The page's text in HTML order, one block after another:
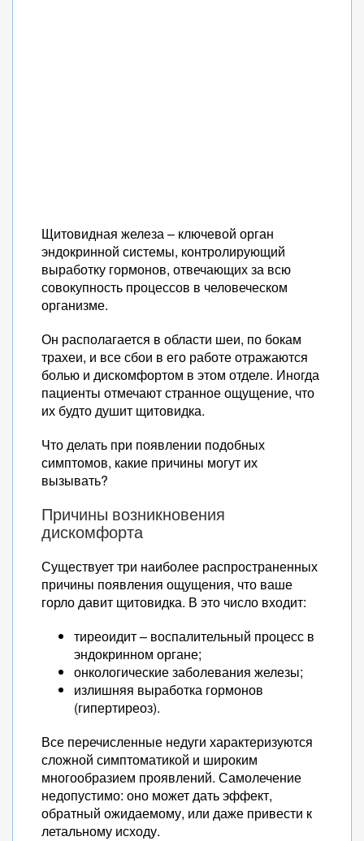
Щитовидная железа – ключевой орган
эндокринной системы, контролирующий
выработку гормонов, отвечающих за всю
совокупность процессов в человеческом
организме.
Он располагается в области шеи, по бокам
трахеи, и все сбои в его работе отражаются
болью и дискомфортом в этом отделе. Иногда
пациенты отмечают странное ощущение, что
их будто душит щитовидка.
Что делать при появлении подобных
симптомов, какие причины могут их
вызывать?
Причины возникновения
дискомфорта
Существует три наиболее распространенных
причины появления ощущения, что ваше
горло давит щитовидка. В это число входит:
тиреоидит – воспалительный процесс в
эндокринном органе;
онкологические заболевания железы;
излишняя выработка гормонов
(гипертиреоз).
Все перечисленные недуги характеризуются
сложной симптоматикой и широким
многообразием проявлений. Самолечение
недопустимо: оно может дать эффект,
обратный ожидаемому, или даже привести к
летальному исходу.